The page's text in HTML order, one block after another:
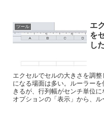
ツール
エ
を
し
エクセルでセルの大きさを調
になる場面は多い。ルーラー
きるが、行列幅がセンチ単位
オプションの「表示」から、